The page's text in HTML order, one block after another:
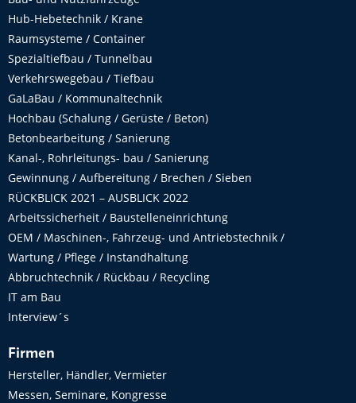
Hub-Hebetechnik / Krane
Raumsysteme / Container
Spezialtiefbau / Tunnelbau
Verkehrswegebau / Tiefbau
GaLaBau / Kommunaltechnik
Hochbau (Schalung / Gerüste / Beton)
Betonbearbeitung / Sanierung
Kanal-, Rohrleitungs- bau / Sanierung
Gewinnung / Aufbereitung / Brechen / Sieben
RÜCKBLICK 2021 – AUSBLICK 2022
Arbeitssicherheit / Baustelleneinrichtung
OEM / Maschinen-, Fahrzeug- und Antriebstechnik /
Wartung / Pflege / Instandhaltung
Abbruchtechnik / Rückbau / Recycling
IT am Bau
Interview´s
Firmen
Hersteller, Händler, Vermieter
Messen, Seminare, Kongresse